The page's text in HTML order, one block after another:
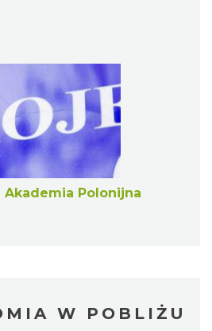
Akademia Polonijna
W POBLIŻU